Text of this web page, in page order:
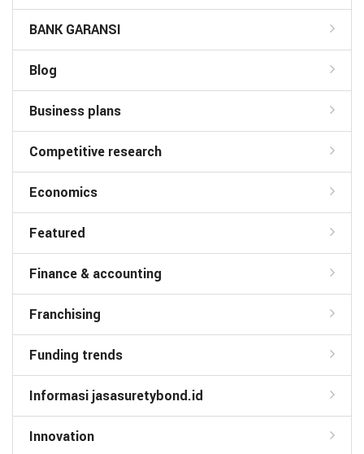
BANK GARANSI
Blog
Business plans
Competitive research
Economics
Featured
Finance & accounting
Franchising
Funding trends
Informasi jasasuretybond.id
Innovation